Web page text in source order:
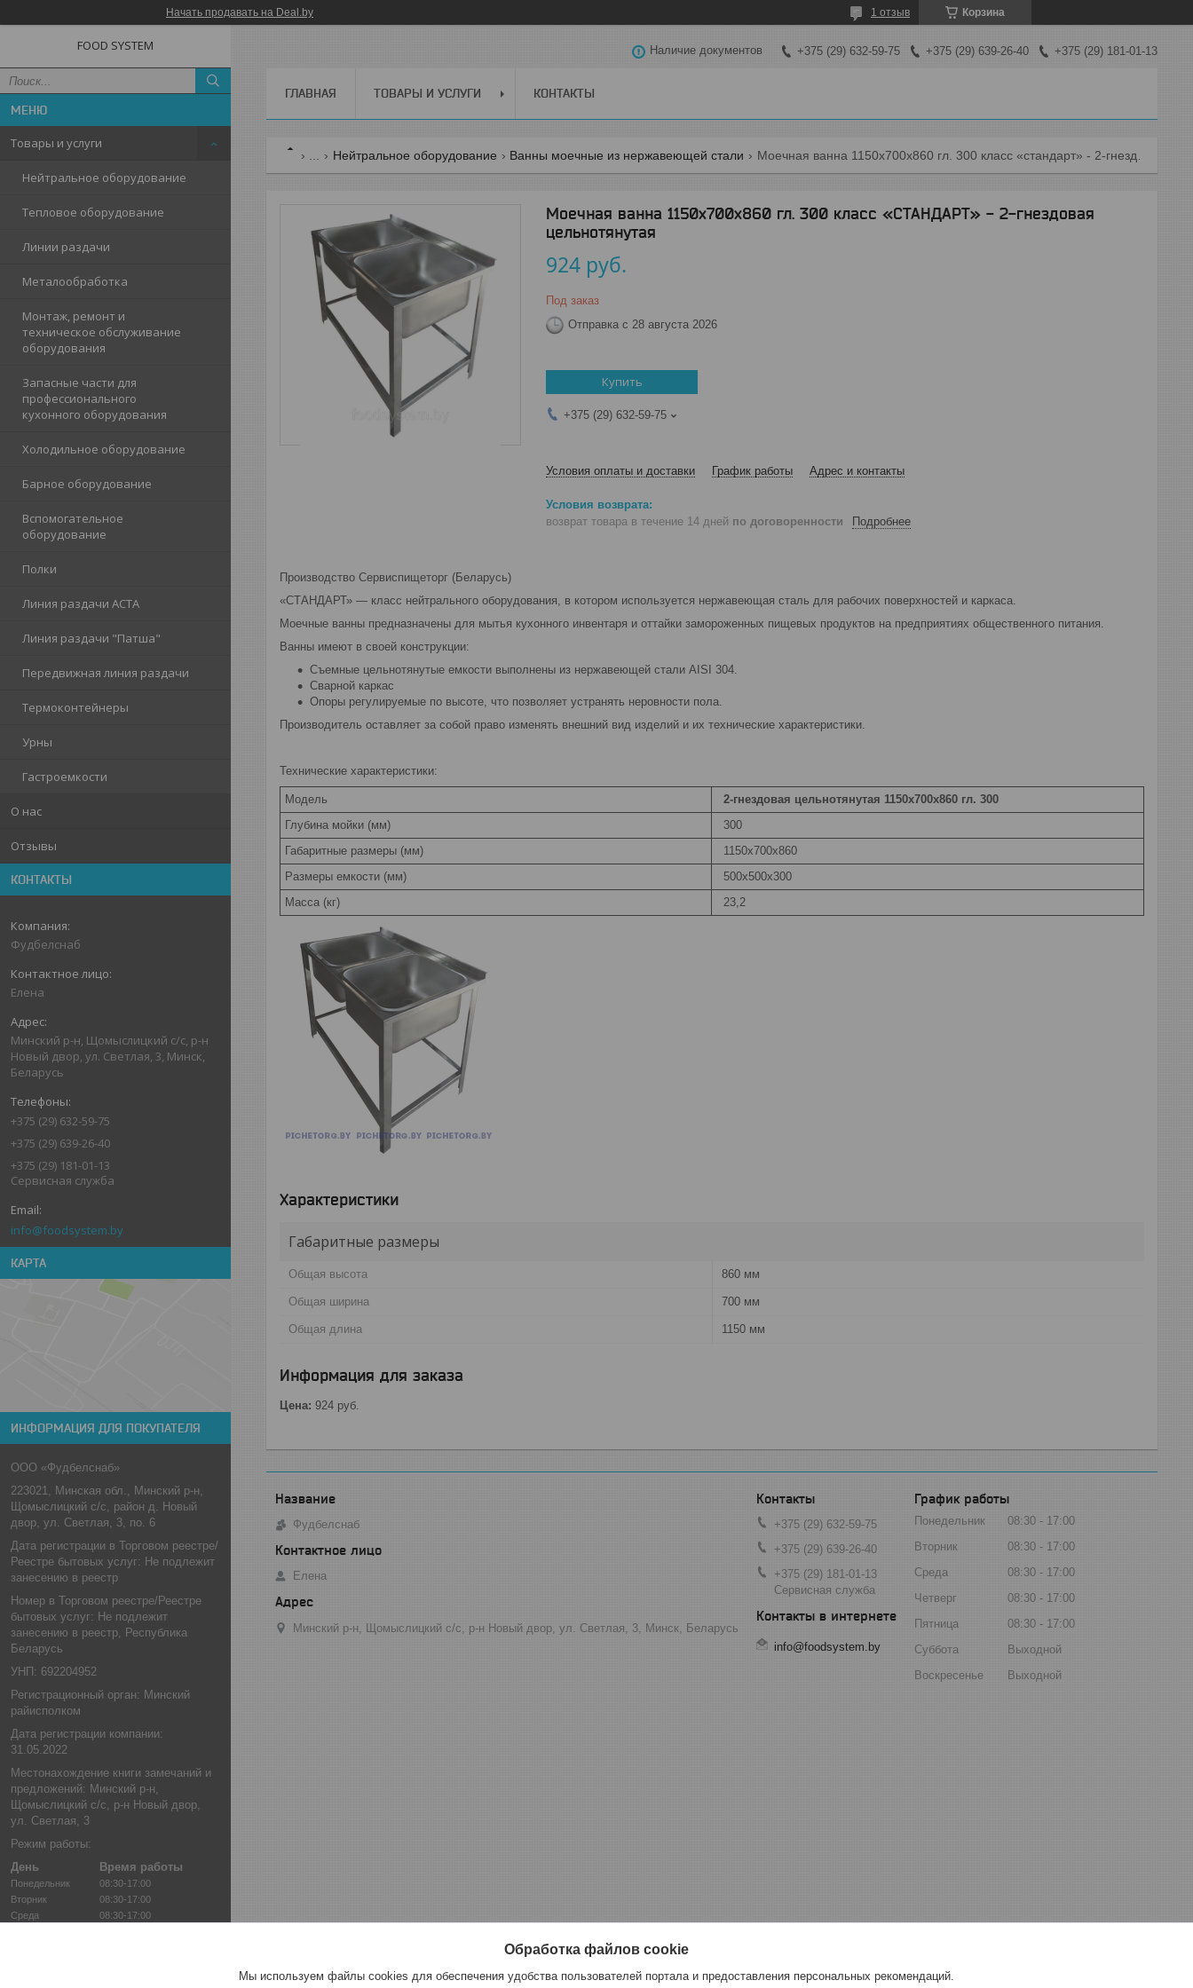
Начать продавать на Deal.by Корзина
1 отзыв
FOOD SYSTEM
Товары и услуги
Нейтральное оборудование
Тепловое оборудование
Линии раздачи
Металообработка
Монтаж, ремонт и
техническое обслуживание
оборудования
Запасные части для
профессионального
кухонного оборудования
Холодильное оборудование
Барное оборудование
Вспомогательное
оборудование
Полки
Линия раздачи АСТА
Линия раздачи "Патша"
Передвижная линия раздачи
Термоконтейнеры
Урны
Гастроемкости
О нас
Отзывы
КОНТАКТЫ
Фудбелснаб
Елена
Минский р-н, Щомыслицкий с/с, р-н
Новый двор, ул. Светлая, 3, Минск,
Беларусь
+375 (29) 632-59-75
+375 (29) 639-26-40
+375 (29) 181-01-13
Сервисная служба
info@foodsystem.by
КАРТА
ИНФОРМАЦИЯ ДЛЯ ПОКУПАТЕЛЯ
ООО «Фудбелснаб»
223021, Минская обл., Минский р-н,
Щомыслицкий с/с, район д. Новый
двор, ул. Светлая, 3, по. 6
Дата регистрации в Торговом реестре/
Реестре бытовых услуг: Не подлежит
занесению в реестр
Номер в Торговом реестре/Реестре
бытовых услуг: Не подлежит
занесению в реестр, Республика
Беларусь
УНП: 692204952
Регистрационный орган: Минский
райисполком
Дата регистрации компании:
31.05.2022
Местонахождение книги замечаний и
предложений: Минский р-н,
Щомыслицкий с/с, р-н Новый двор,
ул. Светлая, 3
Режим работы:
День
Время работы
Понедельник
08:30-17:00
Вторник
08:30-17:00
Среда
08:30-17:00
Наличие документов +375 (29) 632-59-75 +375 (29) 639-26-40 +375 (29) 181-01-13
ГЛАВНАЯ ТОВАРЫ И УСЛУГИ КОНТАКТЫ
Нейтральное оборудование Ванны моечные из нержавеющей стали
Моечная ванна 1150х700х860 гл. 300 класс «СТАНДАРТ» - 2-гнездовая
цельнотянутая
924 руб.
Под заказ
Отправка с 28 августа 2026
Купить
+375 (29) 632-59-75
Условия оплаты и доставки График работы Адрес и контакты
возврат товара в течение 14 дней по договоренности Подробнее
Производство Сервиспищеторг (Беларусь)
«СТАНДАРТ» — класс нейтрального оборудования, в котором используется нержавеющая сталь для рабочих поверхностей и каркаса.
Моечные ванны предназначены для мытья кухонного инвентаря и оттайки замороженных пищевых продуктов на предприятиях общественного питания.
Ванны имеют в своей конструкции:
Съемные цельнотянутые емкости выполнены из нержавеющей стали AISI 304.
Сварной каркас
Опоры регулируемые по высоте, что позволяет устранять неровности пола.
Производитель оставляет за собой право изменять внешний вид изделий и их технические характеристики.
Технические характеристики:
Модель
2-гнездовая цельнотянутая 1150х700х860 гл. 300
Глубина мойки (мм)
300
Габаритные размеры (мм)
1150х700х860
Размеры емкости (мм)
500х500х300
Масса (кг)
23,2
Характеристики
Габаритные размеры
Общая высота 860 мм
Общая ширина 700 мм
Общая длина 1150 мм
Информация для заказа
Цена: 924 руб.
Фудбелснаб
Елена
Минский р-н, Щомыслицкий с/с, р-н Новый двор, ул. Светлая, 3, Минск, Беларусь
+375 (29) 632-59-75
+375 (29) 639-26-40
+375 (29) 181-01-13
Сервисная служба
info@foodsystem.by
График работы
Понедельник 08:30
17:00
Вторник
08:30
17:00
Среда
08:30
17:00
Четверг
08:30
17:00
Пятница
08:30
17:00
Суббота
Выходной
Воскресенье
Выходной
Обработка файлов cookie
Мы используем файлы cookies для обеспечения удобства пользователей портала и предоставления персональных рекомендаций.